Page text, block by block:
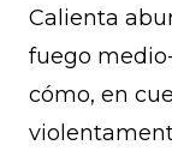
Calienta
fuego
cómo, en